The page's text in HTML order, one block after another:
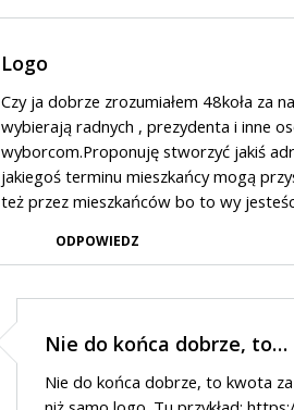
Logo
Czy ja dobrze zrozumiałem 48koła za
wybierają radnych , prezydenta i inne
wyborcom.Proponuję stworzyć jakiś
jakiegoś terminu mieszkańcy mogą
też przez mieszkańców bo to wy
ODPOWIEDZ
Nie do końca dobrze, to…
Nie do końca dobrze, to kwota